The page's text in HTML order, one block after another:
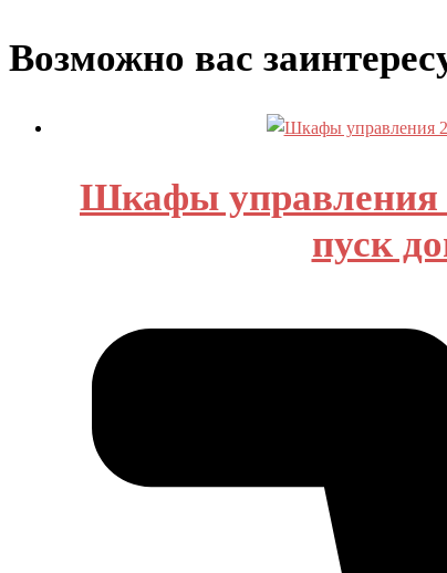
Возможно вас
Шкафы управления
пуск